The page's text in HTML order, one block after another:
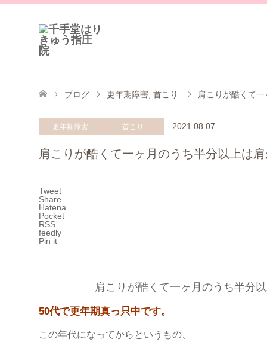
ブログ 更年期障害 首こり 肩こりが酷くて
更年期障害 首こり 2021.08.07
肩こりが酷くて一ヶ月のうち半分以上は
Tweet
Share
Hatena
Pocket
RSS
feedly
Pin it
肩こりが酷くて一ヶ月のうち半分
50代で更年期真っ只中です。
この年代になってからというもの、